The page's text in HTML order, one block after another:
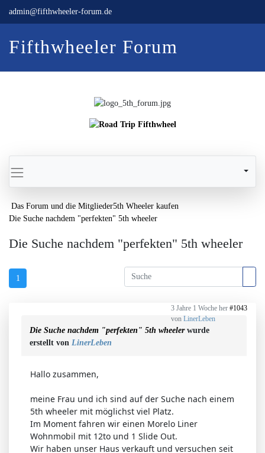
admin@fifthwheeler-forum.de
Fifthwheeler Forum
Das Forum und die Mitglieder5th Wheeler kaufen
Die Suche nachdem "perfekten" 5th wheeler
Die Suche nachdem "perfekten" 5th wheeler
1
3 Jahre 1 Woche her #1043
von LinerLeben
Die Suche nachdem "perfekten" 5th wheelerwurde
erstellt von LinerLeben
Hallo zusammen,
meine Frau und ich sind auf der Suche nach einem
5th wheeler mit möglichst viel Platz.
Im Moment fahren wir einen Morelo Liner
Wohnmobil mit 12to und 1 Slide Out.
Wir haben unser Haus verkauft und versuchen seit